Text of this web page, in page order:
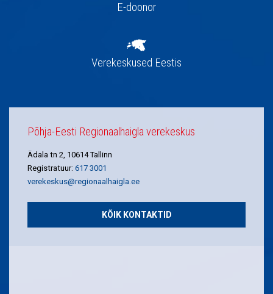
E-doonor
Verekeskused Eestis
Põhja-Eesti Regionaalhaigla verekeskus
Ädala tn 2, 10614 Tallinn
Registratuur: 617 3001
verekeskus@regionaalhaigla.ee
KÕIK KONTAKTID